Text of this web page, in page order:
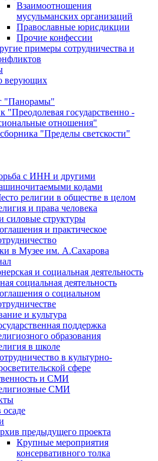
Взаимоотношения
мусульманских организаций
Православные юрисдикции
Прочие конфессии
примеры сотрудничества и
верующих
"Панорамы"
"Преодолевая государственно -
отношения"
"Пределы светскости"
с ИНН и другими
кодами
религии в обществе в целом
и права человека
силовые структуры
и практическое
в Музее им. А.Сахарова
и социальная деятельность
социальная деятельность
о социальном
и культура
поддержка
образования
в школе
в культурно-
сфере
и СМИ
СМИ
осаде
предыдущего проекта
Крупные мероприятия
консервативного толка